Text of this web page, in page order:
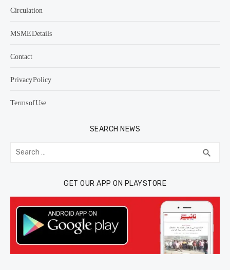
Circulation
MSME Details
Contact
Privacy Policy
Terms of Use
SEARCH NEWS
Search
for: search
GET OUR APP ON PLAYSTORE